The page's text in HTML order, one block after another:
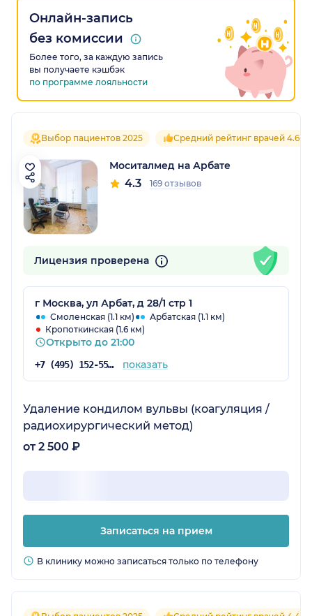
Онлайн-запись
без комиссии
Более того, за каждую запись
вы получаете кэшбэк
по программе лояльности
Выбор пациентов 2025 Средний рейтинг врачей 4.6
Моситалмед на Арбате
4.3 169 отзывов
Лицензия проверена
г Москва, ул Арбат, д 28/1 стр 1
Смоленская (1.1 км)
Арбатская (1.1 км)
Кропоткинская (1.6 км)
Открыто до 21:00
+7 (495) 152-55-19 показать
Удаление кондилом вульвы (коагуляция /
радиохирургический метод)
от 2 500 ₽
Записаться на прием
В клинику можно записаться только по телефону